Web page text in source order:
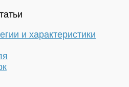
и характеристики